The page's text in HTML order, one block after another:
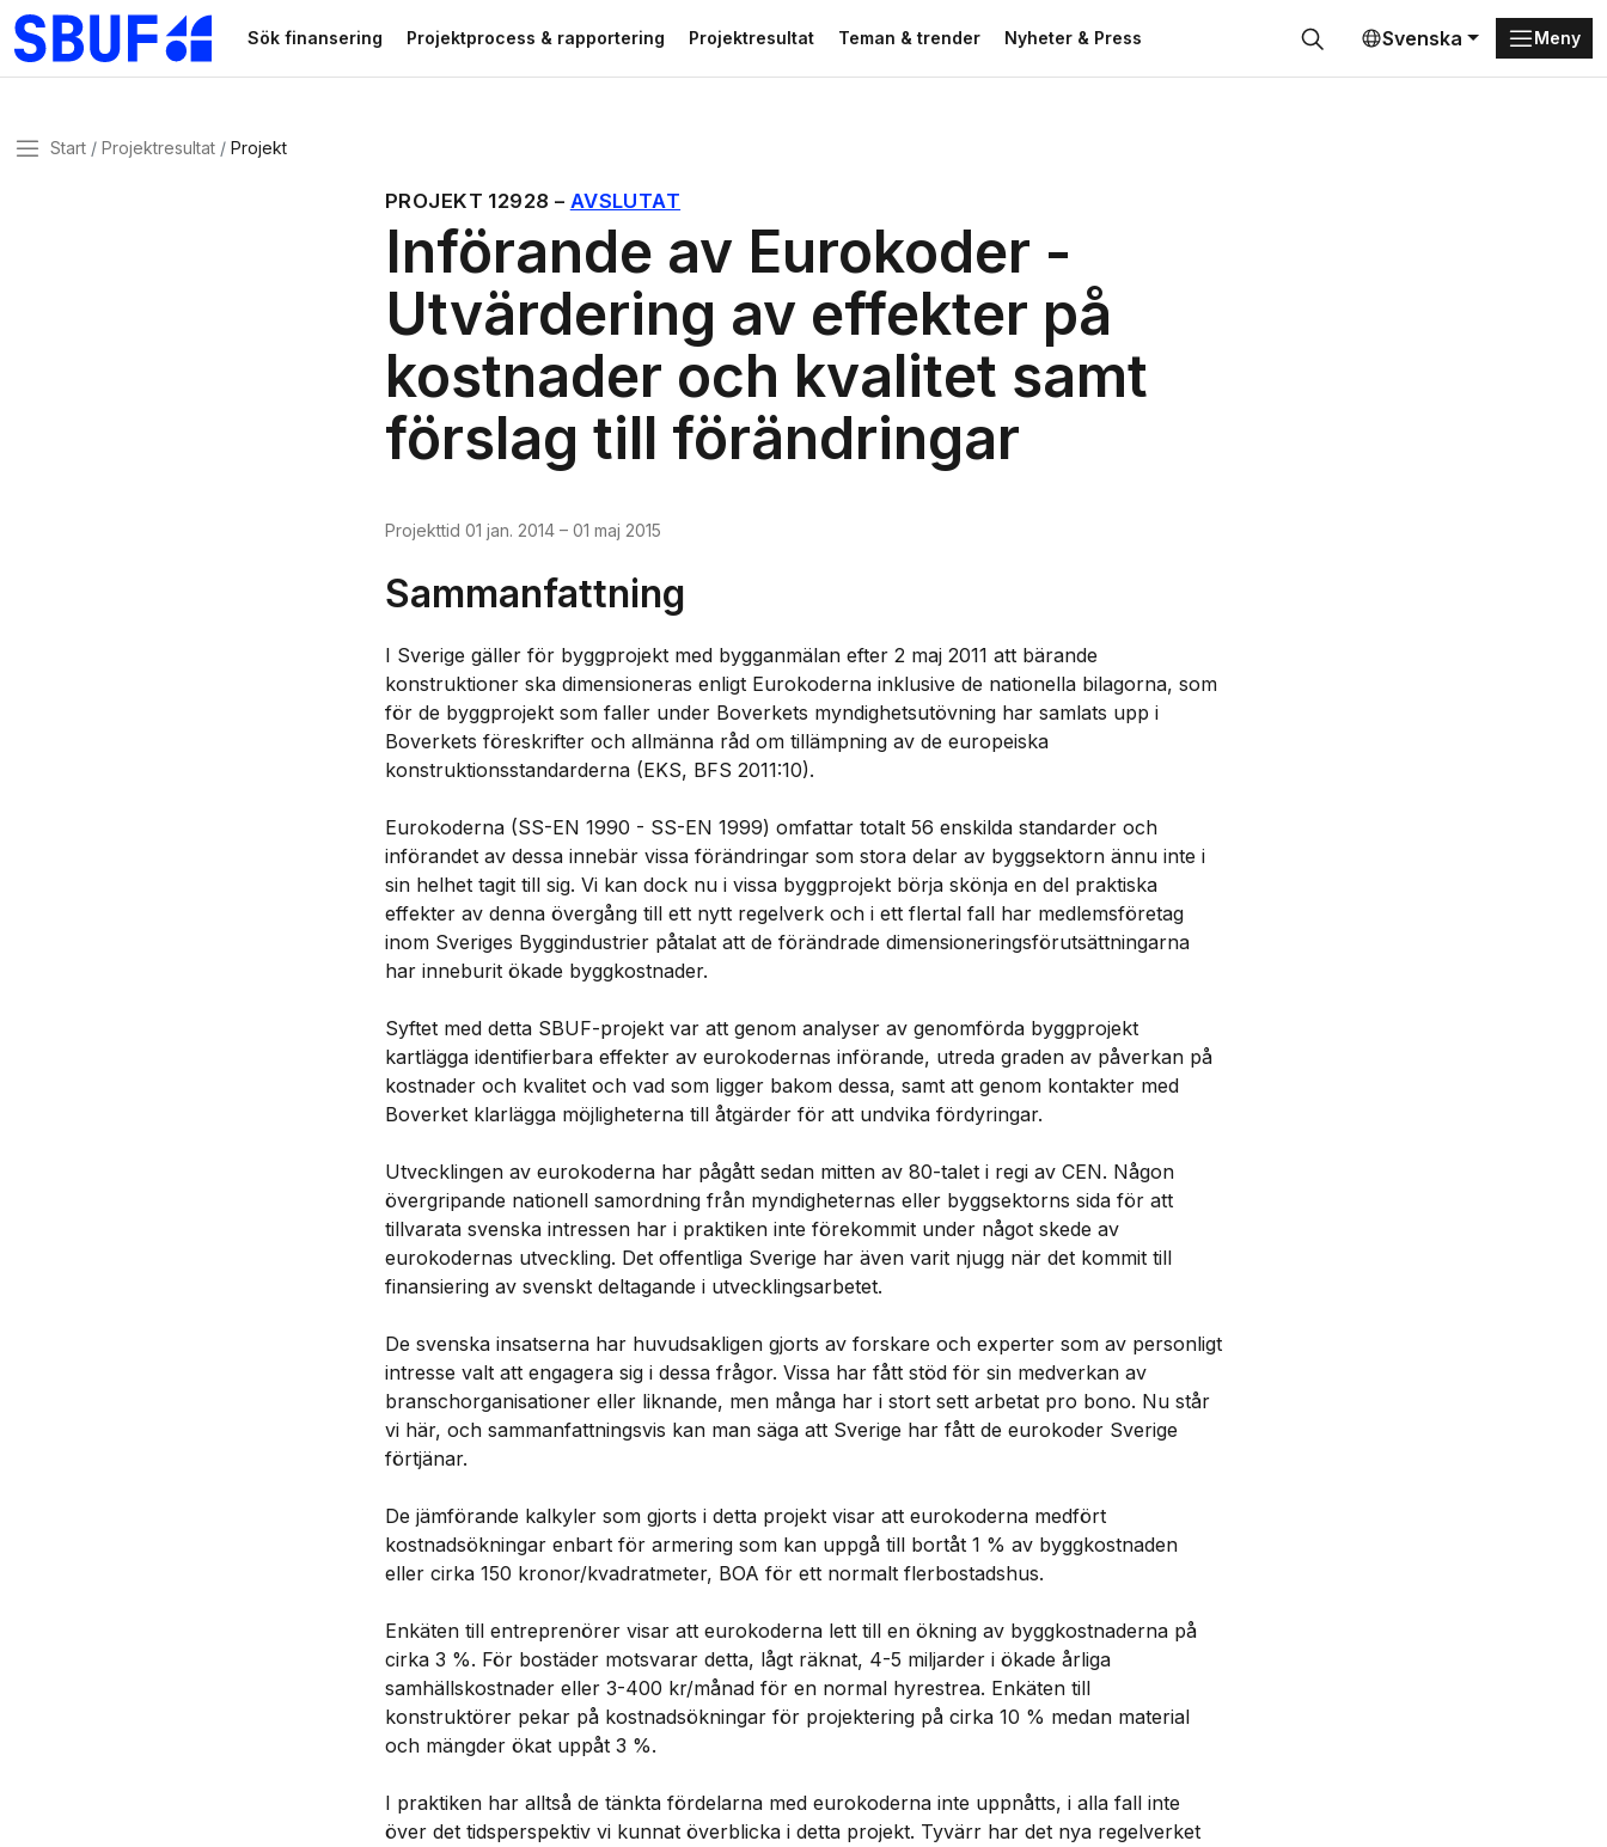
Gå direkt till huvudinnehålletSök finansering Projektprocess & rapportering Projektresultat Teman & trender Nyheter & Press Svenska Meny
MenyStart Projektresultat Projekt
PROJEKT 12928 – AVSLUTAT
Införande av Eurokoder -
Utvärdering av effekter på
kostnader och kvalitet samt
förslag till förändringar
Projekttid 01 jan. 2014 – 01 maj 2015
Sammanfattning
I Sverige gäller för byggprojekt med bygganmälan efter 2 maj 2011 att bärande
konstruktioner ska dimensioneras enligt Eurokoderna inklusive de nationella bilagorna, som
för de byggprojekt som faller under Boverkets myndighetsutövning har samlats upp i
Boverkets föreskrifter och allmänna råd om tillämpning av de europeiska
konstruktionsstandarderna (EKS, BFS 2011:10).
Eurokoderna (SS-EN 1990 - SS-EN 1999) omfattar totalt 56 enskilda standarder och
införandet av dessa innebär vissa förändringar som stora delar av byggsektorn ännu inte i
sin helhet tagit till sig. Vi kan dock nu i vissa byggprojekt börja skönja en del praktiska
effekter av denna övergång till ett nytt regelverk och i ett flertal fall har medlemsföretag
inom Sveriges Byggindustrier påtalat att de förändrade dimensioneringsförutsättningarna
har inneburit ökade byggkostnader.
Syftet med detta SBUF-projekt var att genom analyser av genomförda byggprojekt
kartlägga identifierbara effekter av eurokodernas införande, utreda graden av påverkan på
kostnader och kvalitet och vad som ligger bakom dessa, samt att genom kontakter med
Boverket klarlägga möjligheterna till åtgärder för att undvika fördyringar.
Utvecklingen av eurokoderna har pågått sedan mitten av 80-talet i regi av CEN. Någon
övergripande nationell samordning från myndigheternas eller byggsektorns sida för att
tillvarata svenska intressen har i praktiken inte förekommit under något skede av
eurokodernas utveckling. Det offentliga Sverige har även varit njugg när det kommit till
finansiering av svenskt deltagande i utvecklingsarbetet.
De svenska insatserna har huvudsakligen gjorts av forskare och experter som av personligt
intresse valt att engagera sig i dessa frågor. Vissa har fått stöd för sin medverkan av
branschorganisationer eller liknande, men många har i stort sett arbetat pro bono. Nu står
vi här, och sammanfattningsvis kan man säga att Sverige har fått de eurokoder Sverige
förtjänar.
De jämförande kalkyler som gjorts i detta projekt visar att eurokoderna medfört
kostnadsökningar enbart för armering som kan uppgå till bortåt 1 % av byggkostnaden
eller cirka 150 kronor/kvadratmeter, BOA för ett normalt flerbostadshus.
Enkäten till entreprenörer visar att eurokoderna lett till en ökning av byggkostnaderna på
cirka 3 %. För bostäder motsvarar detta, lågt räknat, 4-5 miljarder i ökade årliga
samhällskostnader eller 3-400 kr/månad för en normal hyrestrea. Enkäten till
konstruktörer pekar på kostnadsökningar för projektering på cirka 10 % medan material
och mängder ökat uppåt 3 %.
I praktiken har alltså de tänkta fördelarna med eurokoderna inte uppnåtts, i alla fall inte
över det tidsperspektiv vi kunnat överblicka i detta projekt. Tyvärr har det nya regelverket